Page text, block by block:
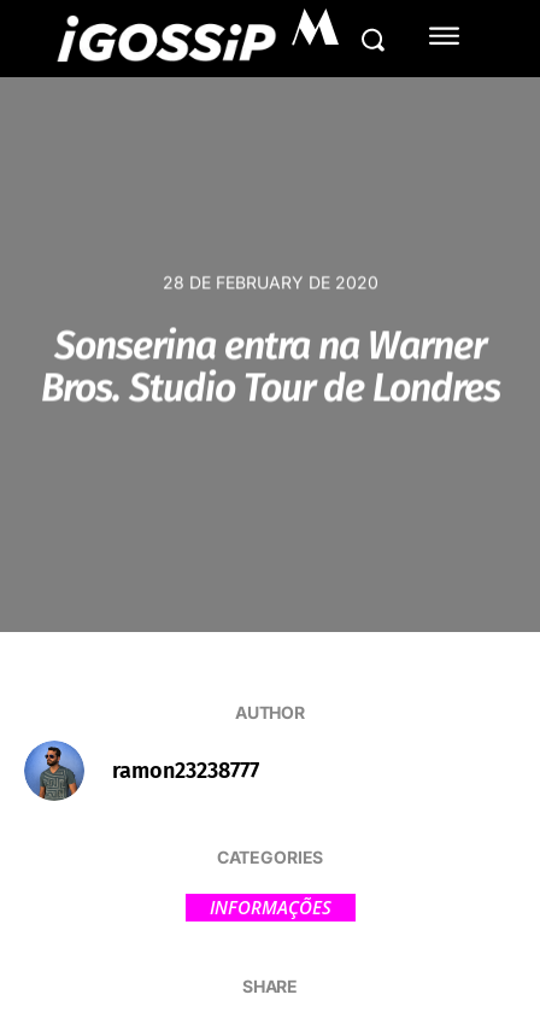
M
28 DE FEBRUARY DE 2020
Sonserina entra na Warner
Bros. Studio Tour de Londres
AUTHOR
ramon23238777
CATEGORIES
INFORMAÇÕES
SHARE